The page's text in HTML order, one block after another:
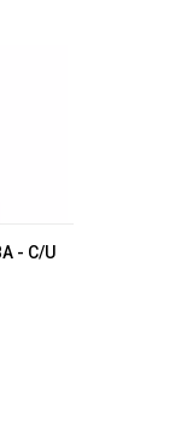
- C/U